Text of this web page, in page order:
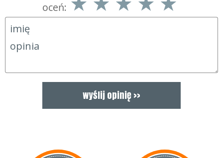
Termos wyposażono w praktyczny i wygodny składany
uchwyt, który znacznie ułatwia operowanie naczyniem o
pokaźnej pojemności 1,5 L. Automatyczny ,wciskany korek
pozwala na szybkie otwarcie termosu. W zestawie
otrzymujemy dwa kubeczki różnej pojemności. Do wygodnego
przenoszenia termosu otrzymujemy regulowany pas z
Test producenta:
pojemność: 1500 ml
temperatura wlanego płynu: 98 °C
zdolność do utrzym. temp. po 24 h: > 40 °C > 40 °C
oceń: